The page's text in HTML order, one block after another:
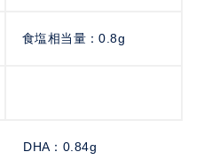
食塩相当量：0.8g
DHA：0.84g